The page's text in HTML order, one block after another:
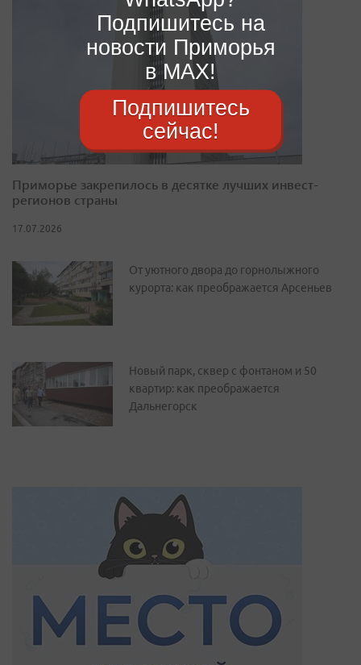
Приморье закрепилось в десятке лучших инвест-
регионов страны
17.07.2026
От уютного двора до горнолыжного
курорта: как преображается Арсеньев
Новый парк, сквер с фонтаном и 50
квартир: как преображается
Дальнегорск
Подпишитесь на
новости Приморья
в MAX!
Подпишитесь
сейчас!